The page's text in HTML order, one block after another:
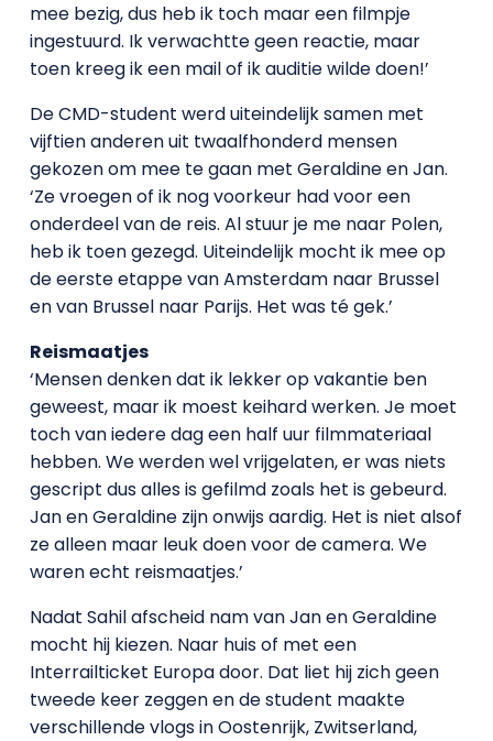
mee bezig, dus heb ik toch maar een filmpje
ingestuurd. Ik verwachtte geen reactie, maar
toen kreeg ik een mail of ik auditie wilde doen!’
De CMD-student werd uiteindelijk samen met
vijftien anderen uit twaalfhonderd mensen
gekozen om mee te gaan met Geraldine en Jan.
‘Ze vroegen of ik nog voorkeur had voor een
onderdeel van de reis. Al stuur je me naar Polen,
heb ik toen gezegd. Uiteindelijk mocht ik mee op
de eerste etappe van Amsterdam naar Brussel
en van Brussel naar Parijs. Het was té gek.’
Reismaatjes
‘Mensen denken dat ik lekker op vakantie ben
geweest, maar ik moest keihard werken. Je moet
toch van iedere dag een half uur filmmateriaal
hebben. We werden wel vrijgelaten, er was niets
gescript dus alles is gefilmd zoals het is gebeurd.
Jan en Geraldine zijn onwijs aardig. Het is niet alsof
ze alleen maar leuk doen voor de camera. We
waren echt reismaatjes.’
Nadat Sahil afscheid nam van Jan en Geraldine
mocht hij kiezen. Naar huis of met een
Interrailticket Europa door. Dat liet hij zich geen
tweede keer zeggen en de student maakte
verschillende vlogs in Oostenrijk, Zwitserland,